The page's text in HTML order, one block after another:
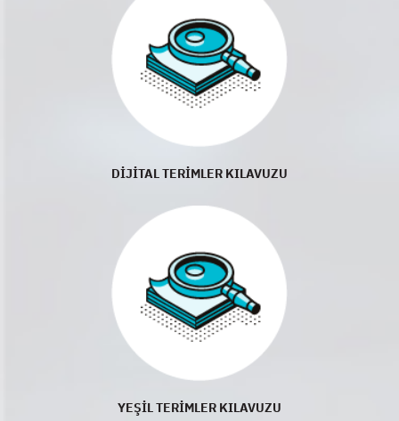
DİJİTAL TERİMLER KILAVUZU
YEŞİL TERİMLER KILAVUZU